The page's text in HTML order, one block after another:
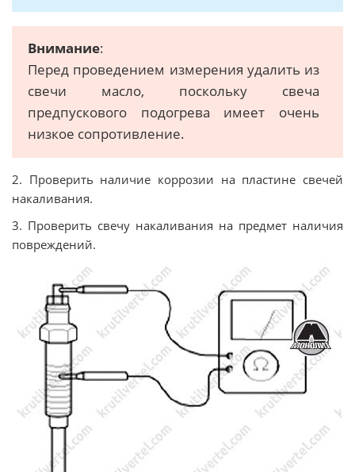
Внимание:
Перед проведением измерения удалить из
свечи масло, поскольку свеча
предпускового подогрева имеет очень
низкое сопротивление.
2. Проверить наличие коррозии на пластине свечей
накаливания.
3. Проверить свечу накаливания на предмет наличия
повреждений.